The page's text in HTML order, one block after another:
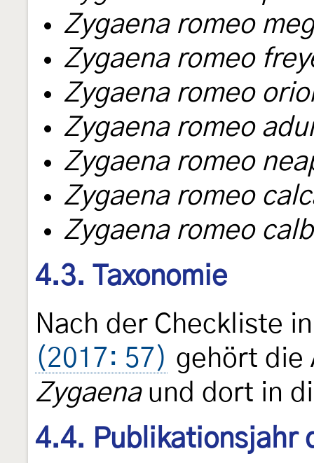
Zygaena romeo
Zygaena romeo
Zygaena romeo
Zygaena romeo
Zygaena romeo
Zygaena romeo
Zygaena romeo
4.3. Taxonomie
Nach der Checkliste
(2017: 57) gehört die
Zygaenaund dort in
4.4. Publikationsjahr